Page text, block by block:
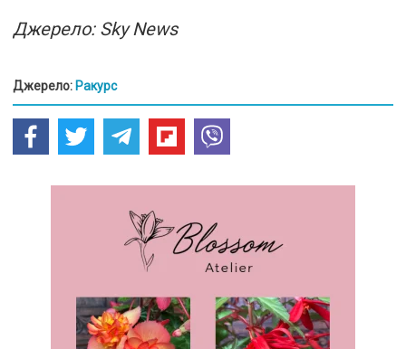
Джерело: Sky News
Джерело: Ракурс